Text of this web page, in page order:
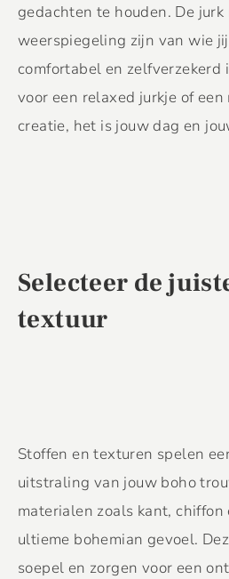
gedachten te houden. De jurk
weerspiegeling zijn van wie
comfortabel en zelfverzekerd
voor een relaxed jurkje of
creatie, het is jouw dag en
Selecteer de
textuur
Stoffen en texturen spelen
uitstraling van jouw boho
materialen zoals kant, chiffon
ultieme bohemian gevoel.
soepel en zorgen voor een